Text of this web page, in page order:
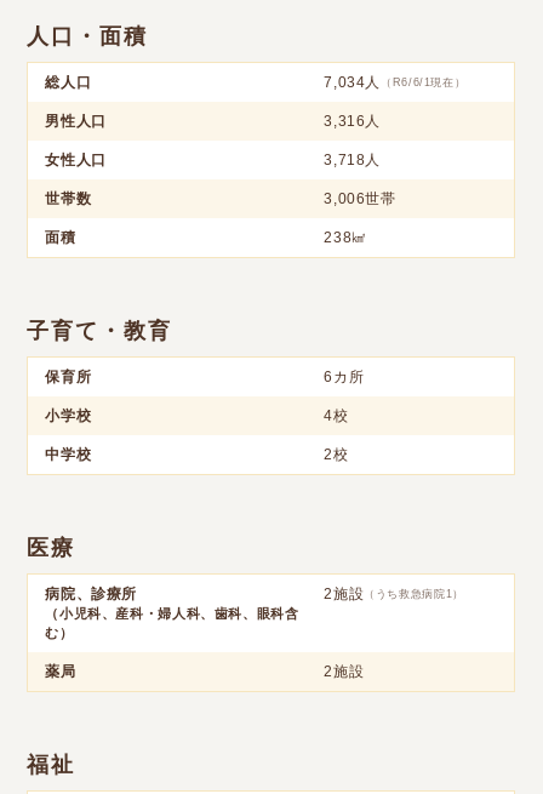
人口・面積
総人口 7,034人 （R6/6/1現在）
男性人口 3,316人
女性人口 3,718人
世帯数 3,006世帯
面積 238㎢
子育て・教育
保育所 6カ所
小学校 4校
中学校 2校
医療
病院、診療所
（小児科、産科・婦人科、歯科、眼科含
む）
2施設 （うち救急病院1）
薬局 2施設
福祉